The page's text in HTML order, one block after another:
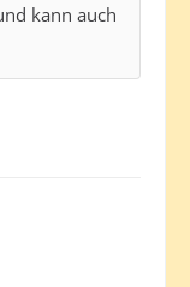
kann auch